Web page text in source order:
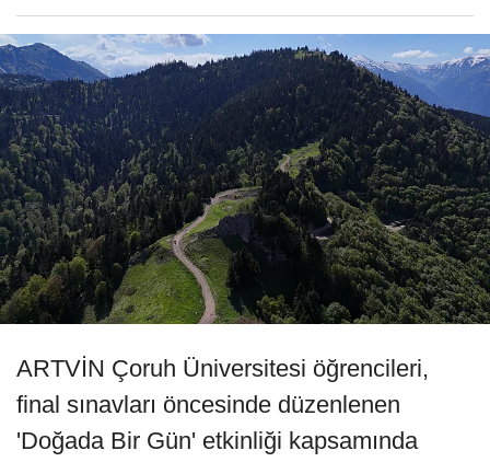
ARTVİN Çoruh Üniversitesi öğrencileri,
final sınavları öncesinde düzenlenen
'Doğada Bir Gün' etkinliği kapsamında